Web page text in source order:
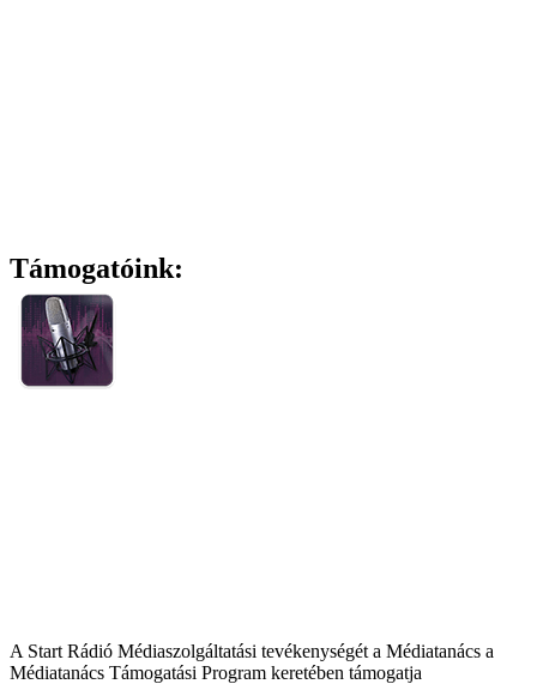
Támogatóink:
A Start Rádió Médiaszolgáltatási tevékenységét a Médiatanács a
Médiatanács Támogatási Program keretében támogatja